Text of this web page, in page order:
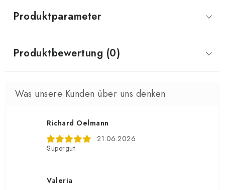
Produktparameter
Produktbewertung (0)
Richard Oelmann
21.06.2026
Supergut
Valeria